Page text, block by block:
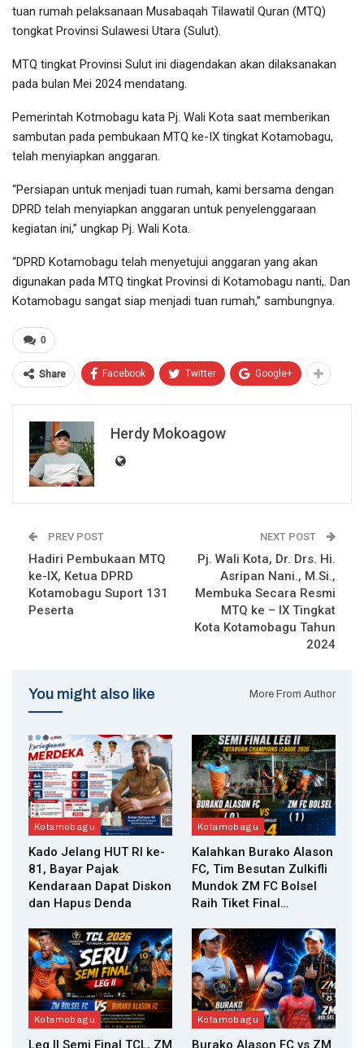
tuan rumah pelaksanaan Musabaqah Tilawatil Quran (MTQ)
tongkat Provinsi Sulawesi Utara (Sulut).
MTQ tingkat Provinsi Sulut ini diagendakan akan dilaksanakan
pada bulan Mei 2024 mendatang.
Pemerintah Kotmobagu kata Pj. Wali Kota saat memberikan
sambutan pada pembukaan MTQ ke-IX tingkat Kotamobagu,
telah menyiapkan anggaran.
“Persiapan untuk menjadi tuan rumah, kami bersama dengan
DPRD telah menyiapkan anggaran untuk penyelenggaraan
kegiatan ini,” ungkap Pj. Wali Kota.
“DPRD Kotamobagu telah menyetujui anggaran yang akan
digunakan pada MTQ tingkat Provinsi di Kotamobagu nanti,. Dan
Kotamobagu sangat siap menjadi tuan rumah,” sambungnya.
0
Share Facebook Twitter Google+
Herdy Mokoagow
PREV POST
Hadiri Pembukaan MTQ
ke-IX, Ketua DPRD
Kotamobagu Suport 131
Peserta
NEXT POST
Pj. Wali Kota, Dr. Drs. Hi.
Asripan Nani., M.Si.,
Membuka Secara Resmi
MTQ ke – IX Tingkat
Kota Kotamobagu Tahun
2024
You might also like More From Author
Kotamobagu
Kado Jelang HUT RI ke-
81, Bayar Pajak
Kendaraan Dapat Diskon
dan Hapus Denda
Kotamobagu
Kalahkan Burako Alason
FC, Tim Besutan Zulkifli
Mundok ZM FC Bolsel
Raih Tiket Final…
Kotamobagu Kotamobagu